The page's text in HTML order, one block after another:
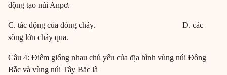
động tạo núi Anpơ.
C. tác động của dòng chảy. D. các
sông lớn chảy qua.
Câu 4: Điểm giống nhau chủ yếu của địa hình vùng núi Đông
Bắc và vùng núi Tây Bắc là